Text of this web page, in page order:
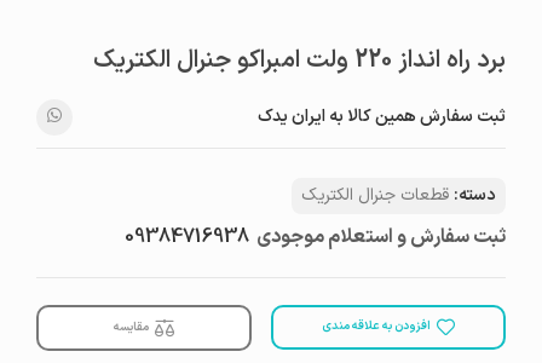
برد راه انداز 220 ولت امبراکو جنرال الکتریک
ثبت سفارش همین کالا به ایران یدک
دسته: قطعات جنرال الکتریک
ثبت سفارش و استعلام موجودی 09384716938
افزودن به علاقه مندی مقایسه